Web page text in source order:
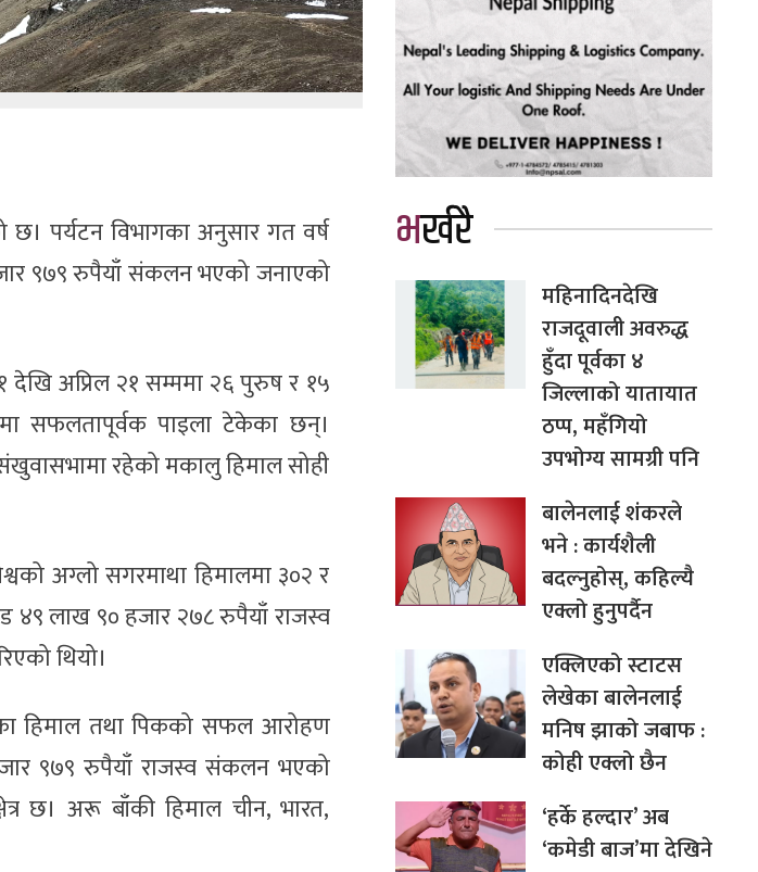
पर्यटन विभागका अनुसार गत वर्ष
९७९ रुपैयाँ संकलन भएको जनाएको
देखि अप्रिल २१ सम्ममा २६ पुरुष र १५
सफलतापूर्वक पाइला टेकेका छन्।
रहेको मकालु हिमाल सोही
अग्लो सगरमाथा हिमालमा ३०२ र
लाख ९० हजार २७८ रुपैयाँ राजस्व
थियो।
हिमाल तथा पिकको सफल आरोहण
९७९ रुपैयाँ राजस्व संकलन भएको
छ। अरू बाँकी हिमाल चीन, भारत,
भर्खरै
महिनादिनदेखि
राजदूवाली अवरुद्ध
हुँदा पूर्वका ४
जिल्लाको यातायात
ठप्प, महँगियो
उपभोग्य सामग्री पनि
बालेनलाई शंकरले
भने : कार्यशैली
बदल्नुहोस्, कहिल्यै
एक्लो हुनुपर्दैन
एक्लिएको स्टाटस
लेखेका बालेनलाई
मनिष झाको जबाफ :
कोही एक्लो छैन
‘हर्के हल्दार’ अब
‘कमेडी बाज’मा देखिने